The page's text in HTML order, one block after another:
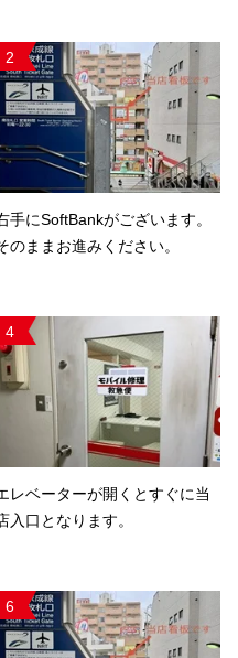
2
手にSoftBankがございます。
のままお進みください。
4
レベーターが開くとすぐに当
入口となります。
6